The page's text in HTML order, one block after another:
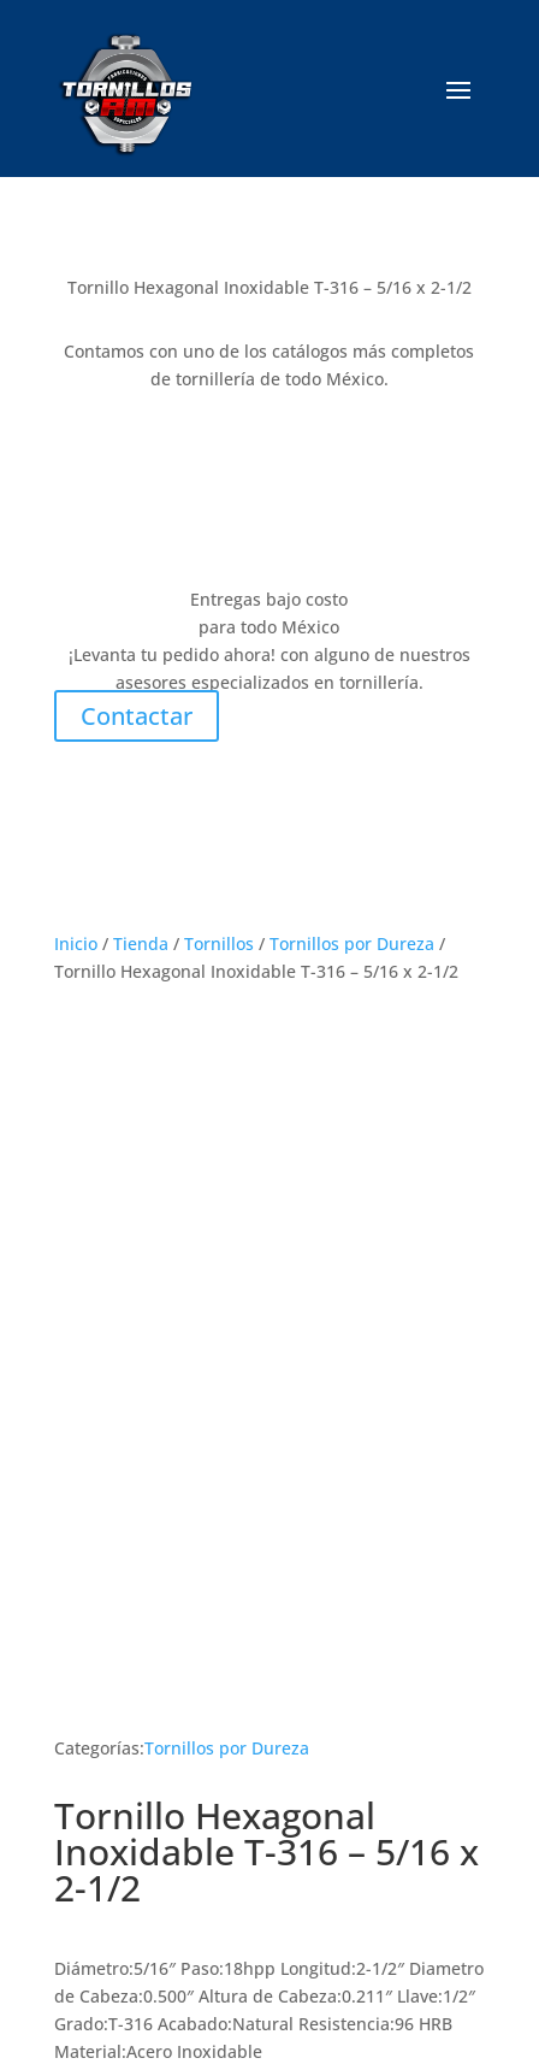
Tornillo Hexagonal Inoxidable T-316 – 5/16 x 2-1/2
Contamos con uno de los catálogos más completos
de tornillería de todo México.
Entregas bajo costo
para todo México
¡Levanta tu pedido ahora! con alguno de nuestros
asesores especializados en tornillería.
Contactar
Inicio/ Tienda / Tornillos / Tornillos por Dureza /
Tornillo Hexagonal Inoxidable T-316 – 5/16 x 2-1/2
Categorías:Tornillos por Dureza
Tornillo Hexagonal
Inoxidable T-316 – 5/16 x
2-1/2
Diámetro:5/16″ Paso:18hpp Longitud:2-1/2″ Diametro
de Cabeza:0.500″ Altura de Cabeza:0.211″ Llave:1/2″
Grado:T-316 Acabado:Natural Resistencia:96 HRB
Material:Acero Inoxidable